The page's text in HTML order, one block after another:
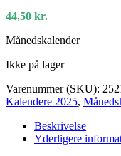
44,50 kr.
Månedskalender
Ikke på lager
Varenummer (SKU):
Kalendere 2025,
Beskrivelse
Yderligere